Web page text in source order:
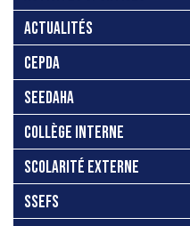
ACTUALITÉS
CEPDA
SEEDAHA
COLLÈGE INTERNE
SCOLARITÉ EXTERNE
SSEFS